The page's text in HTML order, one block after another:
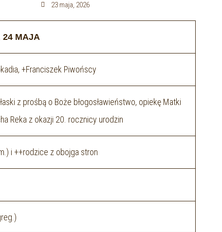
23 maja, 2026
24 MAJA
+Franciszek Piwońscy
z prośbą o Boże błogosławieństwo, opiekę Matki
Reka z okazji 20. rocznicy urodzin
i ++rodzice z obojga stron